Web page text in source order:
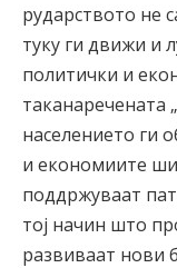
рударството не
туку ги движи и
политички и
таканаречената
населението ги
и економиите
поддржуваат
тој начин што
развиваат нови